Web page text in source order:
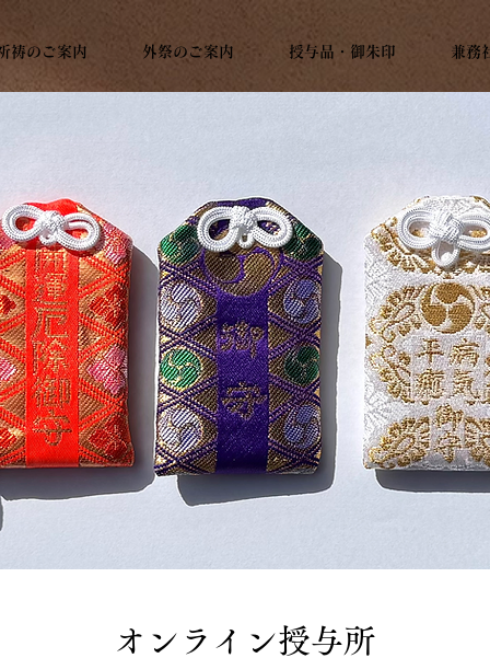
祷のご案内 外祭のご案内 授与品・御朱印 兼務
​オンライン授与所